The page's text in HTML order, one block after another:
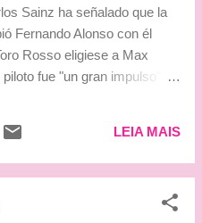
Sainz ha señalado que la
Fernando Alonso con él
Rosso eligiese a Max
fue "un gran impulso" a
el 20 de agosto en su
dos días después de que el
en la que el asturiano
LEIA MAIS